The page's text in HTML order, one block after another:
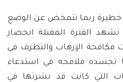
خطيرة ربما تتمخض عن الوضع
الفترة المقبلة انحصار
مكافحة الإرهاب والتطرف في
تجسده ملامحه في استدعاء
التي كانت قد نشرتها في